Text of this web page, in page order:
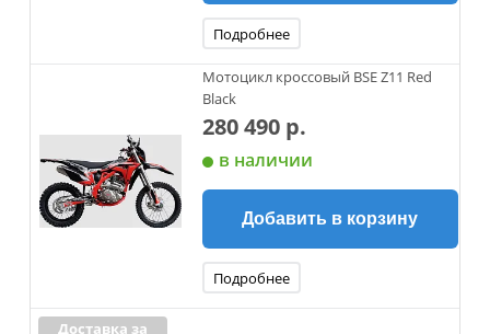
Подробнее
Мотоцикл кроссовый BSE Z11 Red
Black
280 490 р.
в наличии
Добавить в корзину
Подробнее
Доставка за